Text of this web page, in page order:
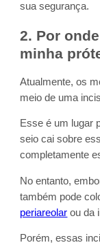
sua segurança.
2. Por
minha
Atualmente, os
meio de uma
Esse é um lugar
seio cai sobre
completamente
No entanto,
também pode
periareolar ou da
Porém, essas